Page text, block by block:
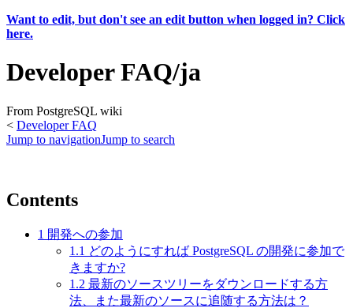
Want to edit, but don't see an edit button when logged in? Click
here.
Developer FAQ/ja
From PostgreSQL wiki
< Developer FAQ
Jump to navigationJump to search
Contents
1 開発への参加
1.1 どのようにすれば PostgreSQL の開発に参加で
きますか?
1.2 最新のソースツリーをダウンロードする方
法、また最新のソースに追随する方法は？